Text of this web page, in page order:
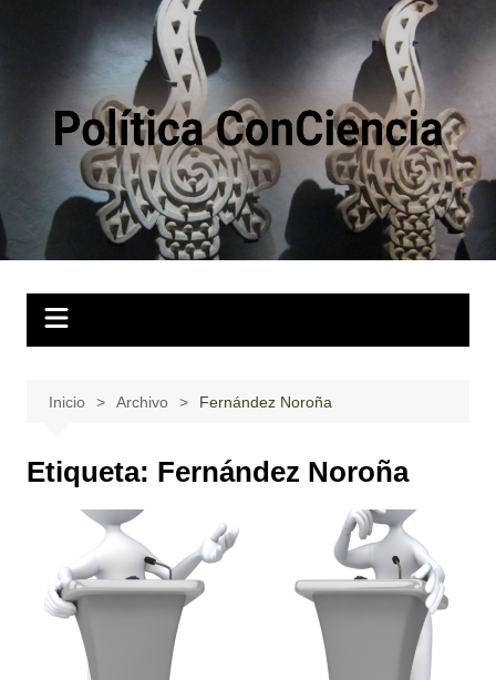
Inicio Archivo Fernández Noroña
Etiqueta: Fernández Noroña